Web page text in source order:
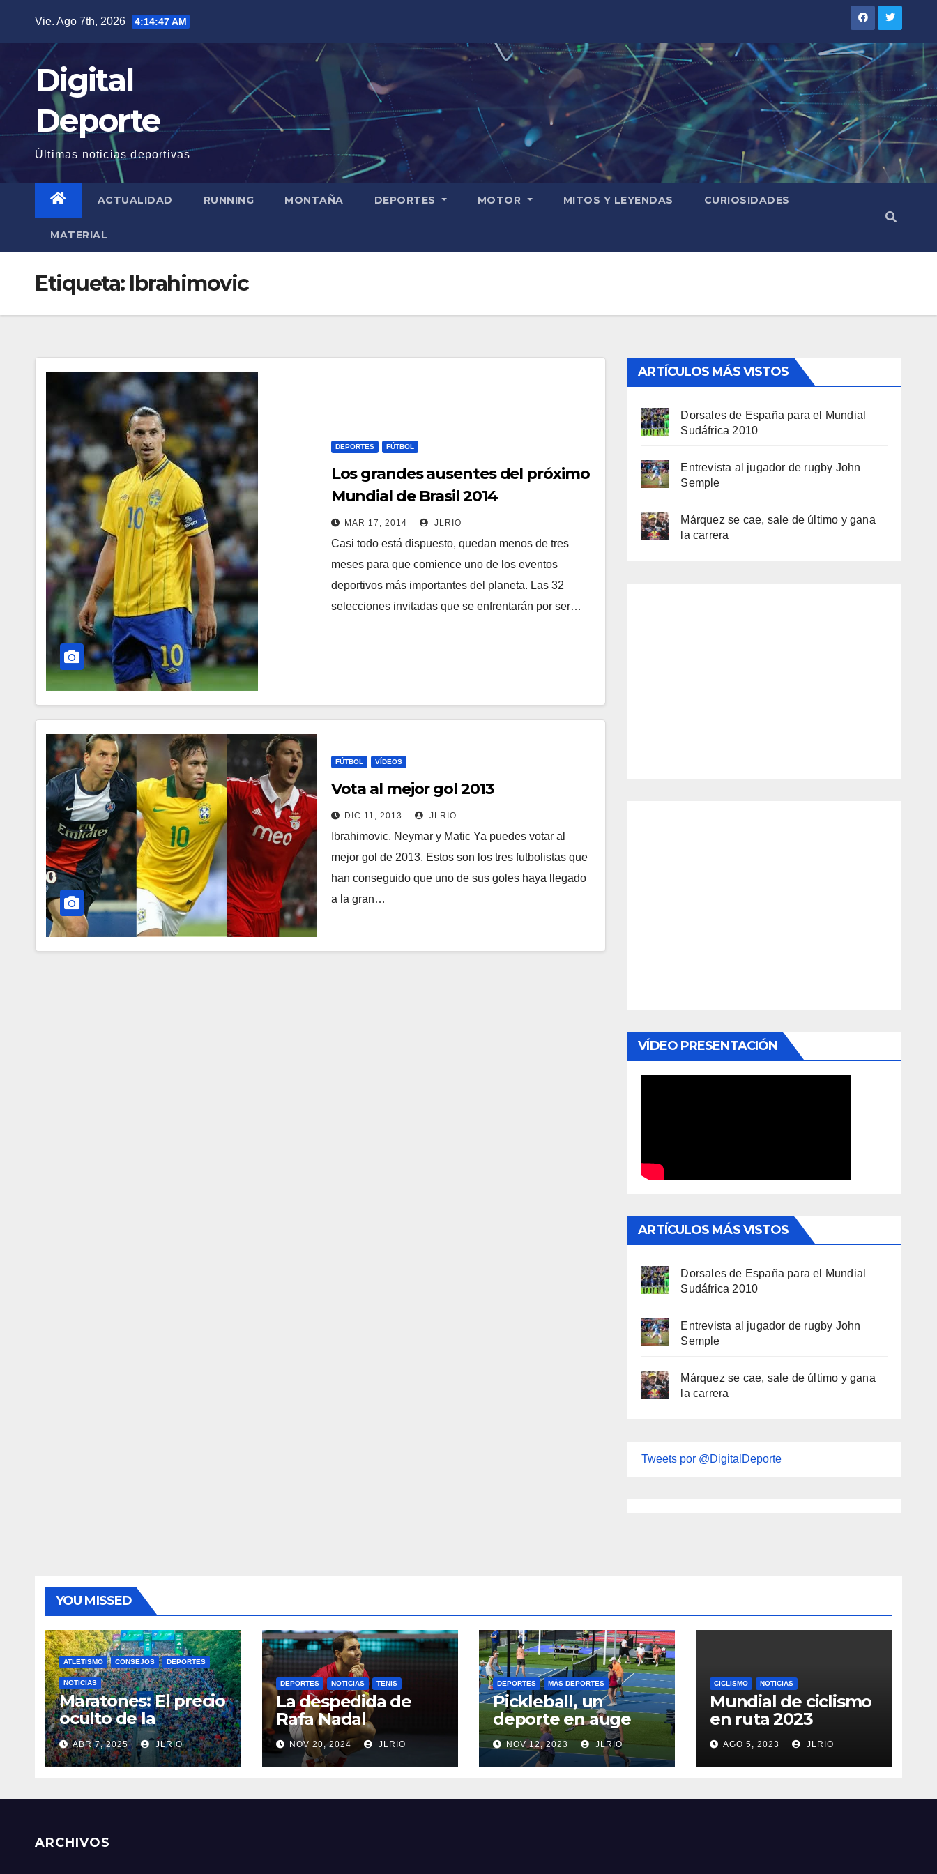
contenido
Vie. Ago 7th, 2026 4:14:48 AM
Digital
Deporte
Últimas noticias deportivas
ACTUALIDAD RUNNING MONTAÑA DEPORTES MOTOR MITOS Y LEYENDAS CURIOSIDADES
MATERIAL
Etiqueta: Ibrahimovic
DEPORTES FÚTBOL
Los grandes ausentes del próximo
Mundial de Brasil 2014
MAR 17, 2014 JLRIO
Casi todo está dispuesto, quedan menos de tres
meses para que comience uno de los eventos
deportivos más importantes del planeta. Las 32
selecciones invitadas que se enfrentarán por ser…
FÚTBOL VÍDEOS
Vota al mejor gol 2013
DIC 11, 2013 JLRIO
Ibrahimovic, Neymar y Matic Ya puedes votar al
mejor gol de 2013. Estos son los tres futbolistas que
han conseguido que uno de sus goles haya llegado
a la gran…
ARTÍCULOS MÁS VISTOS
Dorsales de España para el Mundial
Sudáfrica 2010
Entrevista al jugador de rugby John
Semple
Márquez se cae, sale de último y gana
la carrera
VÍDEO PRESENTACIÓN
ARTÍCULOS MÁS VISTOS
Dorsales de España para el Mundial
Sudáfrica 2010
Entrevista al jugador de rugby John
Semple
Márquez se cae, sale de último y gana
la carrera
Tweets por @DigitalDeporte
YOU MISSED
ATLETISMO CONSEJOS DEPORTES
NOTICIAS
Maratones: El precio
oculto de la
resistencia
ABR 7, 2025 JLRIO
DEPORTES NOTICIAS TENIS
La despedida de
Rafa Nadal
NOV 20, 2024 JLRIO
DEPORTES MÁS DEPORTES
Pickleball, un
deporte en auge
NOV 12, 2023 JLRIO
CICLISMO NOTICIAS
Mundial de ciclismo
en ruta 2023
AGO 5, 2023 JLRIO
ARCHIVOS